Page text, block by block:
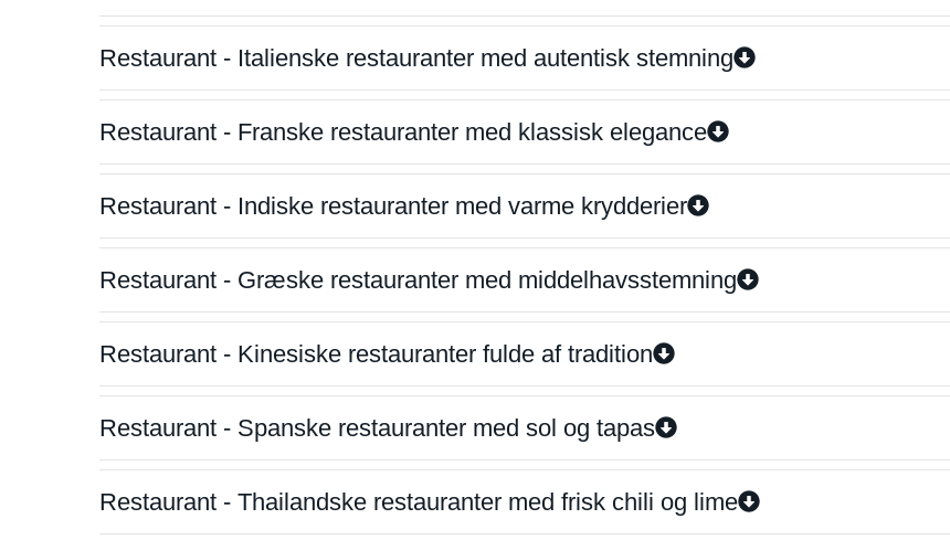
Restaurant - Italienske restauranter med autentisk stemning
Restaurant - Franske restauranter med klassisk elegance
Restaurant - Indiske restauranter med varme krydderier
Restaurant - Græske restauranter med middelhavsstemning
Restaurant - Kinesiske restauranter fulde af tradition
Restaurant - Spanske restauranter med sol og tapas
Restaurant - Thailandske restauranter med frisk chili og lime